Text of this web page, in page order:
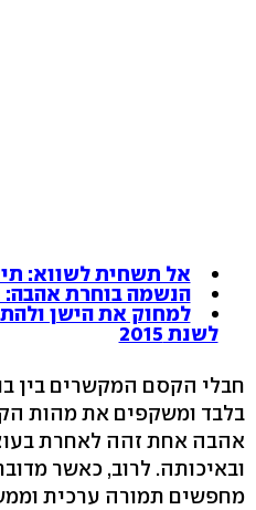
אל תשחית לשווא:
הנשמה בוחרת
למחוק את הישן
לשנת 2015
חבלי הקסם המקשרים בין
בלבד ומשקפים את מהות
אהבה אחת זהה לאחרת
ובאיכותה. לרוב, כאשר
מחפשים תמורה ערכית